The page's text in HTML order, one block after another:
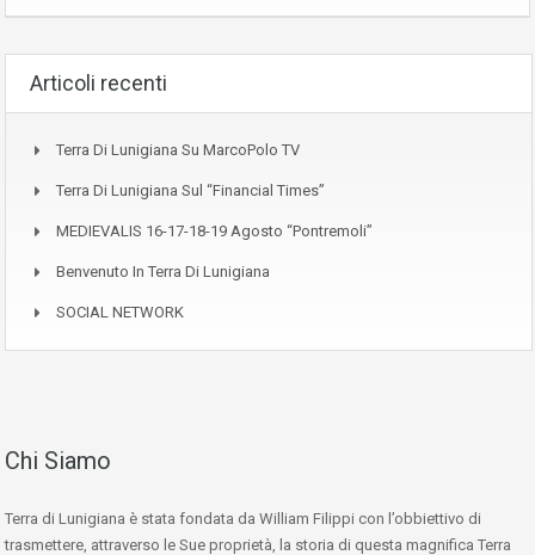
Articoli recenti
Terra Di Lunigiana Su MarcoPolo TV
Terra Di Lunigiana Sul “Financial Times”
MEDIEVALIS 16-17-18-19 Agosto “Pontremoli”
Benvenuto In Terra Di Lunigiana
SOCIAL NETWORK
Chi Siamo
Terra di Lunigiana è stata fondata da William Filippi con l’obbiettivo di
trasmettere, attraverso le Sue proprietà, la storia di questa magnifica Terra